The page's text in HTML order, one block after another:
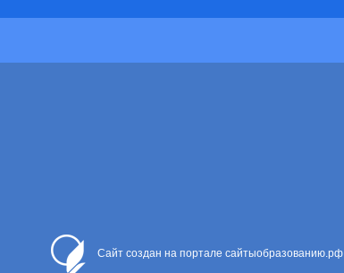
Сайт создан на портале сайтыобразованию.рф